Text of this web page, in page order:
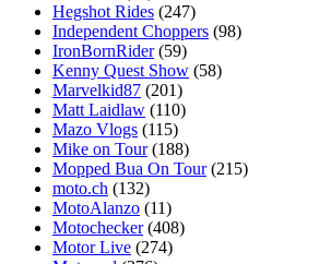
Hegshot Rides (247)
Independent Choppers (98)
IronBornRider (59)
Kenny Quest Show (58)
Marvelkid87 (201)
Matt Laidlaw (110)
Mazo Vlogs (115)
Mike on Tour (188)
Mopped Bua On Tour (215)
moto.ch (132)
MotoAlanzo (11)
Motochecker (408)
Motor Live (274)